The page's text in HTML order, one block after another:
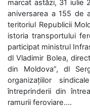
marcat astăzi, 31 iulie
aniversarea a 155 de
teritoriul Republicii
istoria transportului
participat ministrul
dl Vladimir Bolea,
din Moldova”, dl
organizațiilor
întreprinderii din
ramurii feroviare....